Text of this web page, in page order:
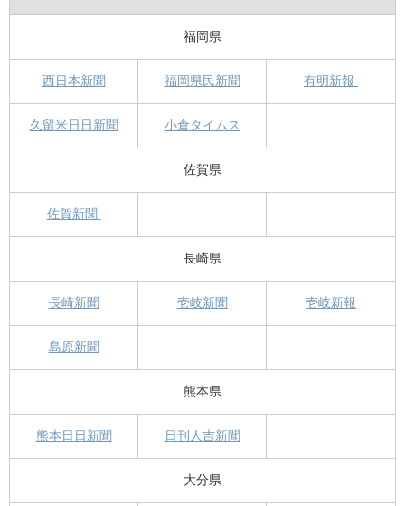
福岡県
西日本新聞 福岡県民新聞 有明新報
久留米日日新聞 小倉タイムス
佐賀県
佐賀新聞
長崎県
長崎新聞 壱岐新聞 壱岐新報
島原新聞
熊本県
熊本日日新聞 日刊人吉新聞
大分県